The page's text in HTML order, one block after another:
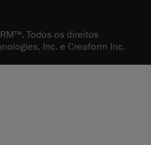
Todos os direitos
Inc. e Creaform Inc.